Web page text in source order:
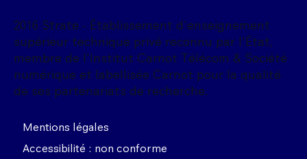
2016 Strate - Établissement d'enseignement
supérieur technique privé reconnu par l'État,
membre de l'Institut Carnot Télécom & Société
numérique et labellisée Carnot pour la qualité
de ses partenariats de recherche.
Mentions légales
Accessibilité : non conforme